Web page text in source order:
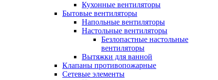
Кухонные вентиляторы
Бытовые вентиляторы
Напольные вентиляторы
Настольные вентиляторы
Безлопастные настольные
вентиляторы
Вытяжки для ванной
Клапаны противопожарные
Сетевые элементы